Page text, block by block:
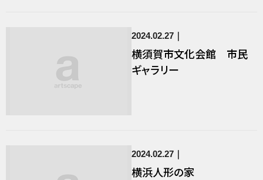
2024.02.27
横須賀市文化会館 市民
ギャラリー
2024.02.27
横浜人形の家